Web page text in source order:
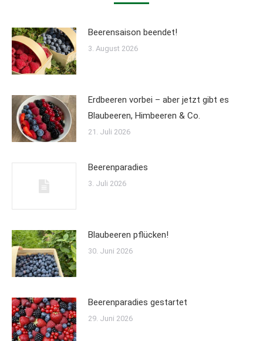
Beerensaison beendet!
3. August 2026
Erdbeeren vorbei – aber jetzt gibt es
Blaubeeren, Himbeeren & Co.
21. Juli 2026
Beerenparadies
3. Juli 2026
Blaubeeren pflücken!
30. Juni 2026
Beerenparadies gestartet
29. Juni 2026